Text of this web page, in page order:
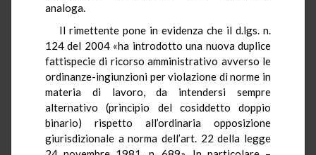
analoga.
Il rimettente pone in evidenza che il d.lgs. n.
124 del 2004 «ha introdotto una nuova duplice
fattispecie di ricorso amministrativo avverso le
ordinanze-ingiunzioni per violazione di norme in
materia di lavoro, da intendersi sempre
alternativo (principio del cosiddetto doppio
binario) rispetto all’ordinaria opposizione
giurisdizionale a norma dell’art. 22 della legge